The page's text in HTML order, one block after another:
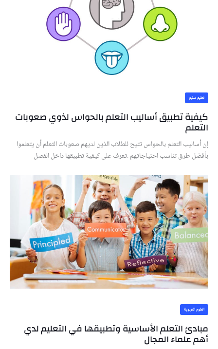
تعليم سليم
كيفية تطبيق أساليب التعلم بالحواس لذوي صعوبات
التعلم
إن أساليب التعلم بالحواس تتيح للطلاب الذين لديهم صعوبات التعلم أن يتعلموا
بأفضل طرق تناسب احتياجاتهم .تعرف على كيفية تطبيقها داخل الفصل
العلوم التربوية
مبادئ التعلم الأساسية وتطبيقها في التعليم لدي
أهم علماء المجال